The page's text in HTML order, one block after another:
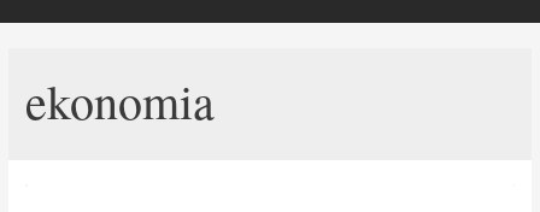
ekonomia